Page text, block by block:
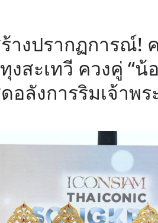
างปรากฏการณ์!
สะเทวี ควงคู่ “น้
ลังการริมเจ้าพร